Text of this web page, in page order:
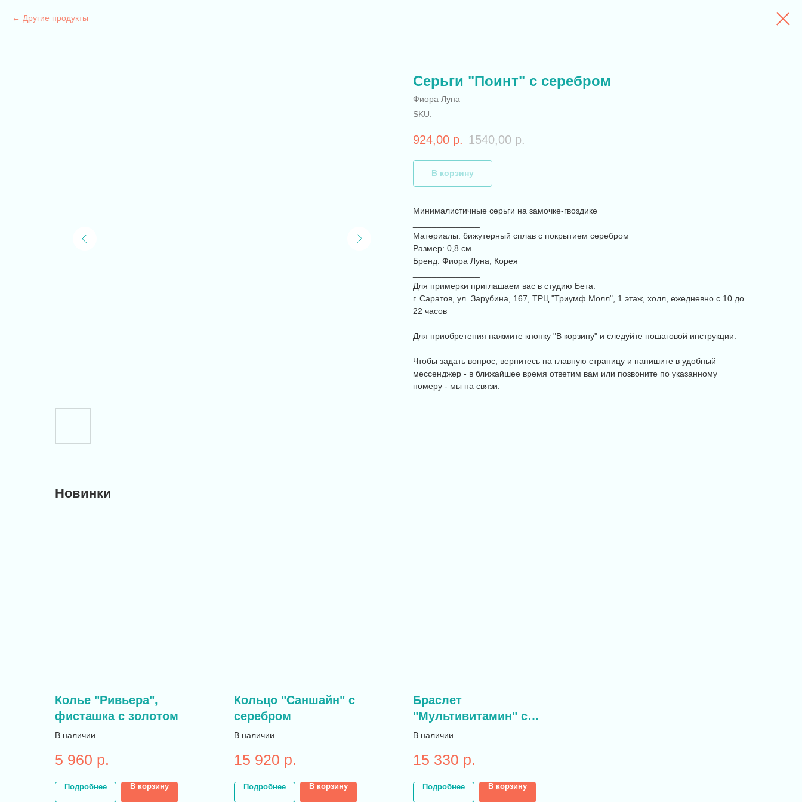
Другие продукты
Серьги "Поинт" с серебром
Фиора Луна
SKU:
924,00 р. 1540,00 р.
В корзину
Минималистичные серьги на замочке-гвоздике
Материалы: бижутерный сплав с покрытием серебром
Размер: 0,8 см
Бренд: Фиора Луна, Корея
Для примерки приглашаем вас в студию Бета:
г. Саратов, ул. Зарубина, 167, ТРЦ "Триумф Молл", 1 этаж, холл, ежедневно с 10 до
22 часов
Для приобретения нажмите кнопку "В корзину" и следуйте пошаговой инструкции.
Чтобы задать вопрос, вернитесь на главную страницу и напишите в удобный
мессенджер - в ближайшее время ответим вам или позвоните по указанному
номеру - мы на связи.
Новинки
Колье "Ривьера",
фисташка с золотом
В наличии
5 960 р.
Подробнее В корзину
Кольцо "Саншайн" с
серебром
В наличии
15 920 р.
Подробнее В корзину
Браслет
"Мультивитамин" с
серебром
В наличии
15 330 р.
Подробнее В корзину